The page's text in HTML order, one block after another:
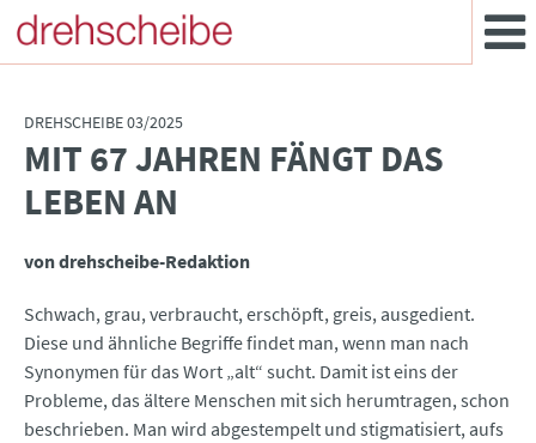
DREHSCHEIBE 03/2025
:MIT 67 JAHREN FÄNGT DAS
LEBEN AN
von drehscheibe-Redaktion
Schwach, grau, verbraucht, erschöpft, greis, ausgedient.
Diese und ähnliche Begriffe findet man, wenn man nach
Synonymen für das Wort „alt“ sucht. Damit ist eins der
Probleme, das ältere Menschen mit sich herumtragen, schon
beschrieben. Man wird abgestempelt und stigmatisiert, aufs